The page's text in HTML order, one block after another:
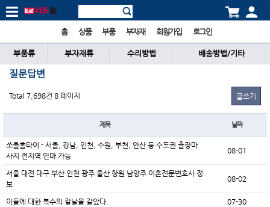
홈 상품 부품 부자재 회원가입 로그인
부품류 부자재류 수리방법 배송방법/기타
질문답변
Total 7,698건 8 페이지 글쓰기
제목 날짜
쏘울홈타이 - 서울, 강남, 인천, 수원, 부천, 안산 등 수도권 출장마
사지 전지역 안마 가능
08-01
서울 대전 대구 부산 인천 광주 울산 창원 남양주 이혼전문변호사 정
보
08-02
이들에 대한 복수의 칼날을 갈았다. 07-30